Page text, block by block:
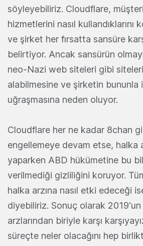
söyleyebiliriz. Cloudflare,
hizmetlerini nasıl
ve şirket her fırsatta sansüre karşı
belirtiyor. Ancak sansürün
neo-Nazi web siteleri gibi
alabilmesine ve şirketin bununla
uğraşmasına neden oluyor.
Cloudflare her ne kadar 8chan
engellemeye devam etse, halka
yaparken ABD hükümetine bu
verilmediği gizliliğini koruyor.
halka arzına nasıl etki edeceği
diyebiliriz. Sonuç olarak
arzlarından biriyle karşı
süreçte neler olacağını hep